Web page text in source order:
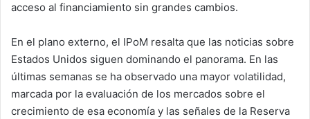
acceso al financiamiento sin grandes cambios.
En el plano externo, el IPoM resalta que las noticias sobre
Estados Unidos siguen dominando el panorama. En las
últimas semanas se ha observado una mayor volatilidad,
marcada por la evaluación de los mercados sobre el
crecimiento de esa economía y las señales de la Reserva